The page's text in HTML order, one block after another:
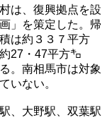
は、復興拠点を設
」を策定した。帰
は約３３７平方
27・47平方㌔
。南相馬市は対象
いない。
、大野駅、双葉駅